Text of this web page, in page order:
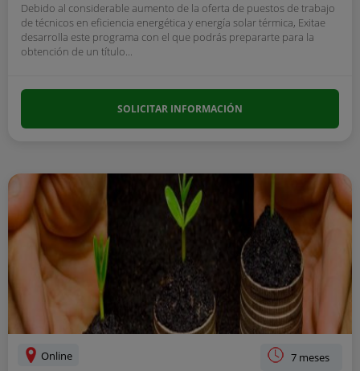
Debido al considerable aumento de la oferta de puestos de trabajo
de técnicos en eficiencia energética y energía solar térmica, Exitae
desarrolla este programa con el que podrás prepararte para la
obtención de un título...
SOLICITAR INFORMACIÓN
Online 7 meses